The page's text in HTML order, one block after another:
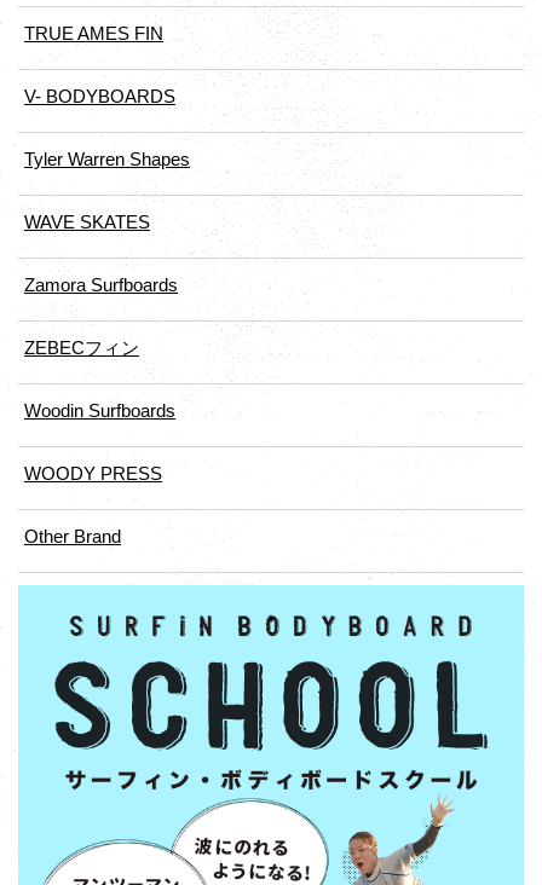
TRUE AMES FIN
V- BODYBOARDS
Tyler Warren Shapes
WAVE SKATES
Zamora Surfboards
ZEBECフィン
Woodin Surfboards
WOODY PRESS
Other Brand